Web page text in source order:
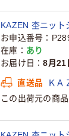
KAZEN 杢ニット
お申込番号
在庫
あり
お届け日
8月21
直送品
Ｋ
この出荷元の商